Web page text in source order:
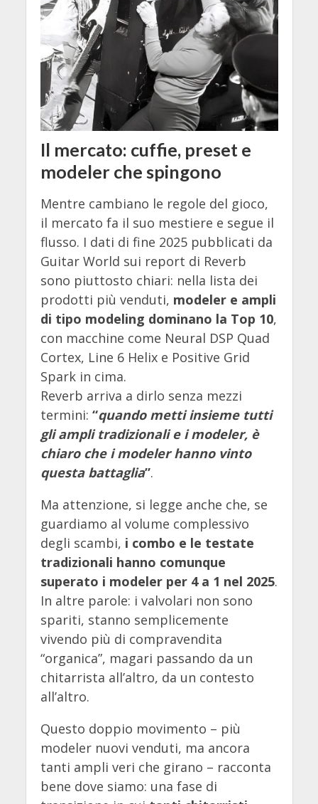
Il mercato: cuffie, preset e
modeler che spingono
Mentre cambiano le regole del gioco,
il mercato fa il suo mestiere e segue il
flusso. I dati di fine 2025 pubblicati da
Guitar World sui report di Reverb
sono piuttosto chiari: nella lista dei
prodotti più venduti, modeler e ampli
di tipo modeling dominano la Top 10,
con macchine come Neural DSP Quad
Cortex, Line 6 Helix e Positive Grid
Spark in cima.
Reverb arriva a dirlo senza mezzi
termini: “quando metti insieme tutti
gli ampli tradizionali e i modeler, è
chiaro che i modeler hanno vinto
questa battaglia”.
Ma attenzione, si legge anche che, se
guardiamo al volume complessivo
degli scambi, i combo e le testate
tradizionali hanno comunque
superato i modeler per 4 a 1 nel 2025.
In altre parole: i valvolari non sono
spariti, stanno semplicemente
vivendo più di compravendita
“organica”, magari passando da un
chitarrista all’altro, da un contesto
all’altro.
Questo doppio movimento – più
modeler nuovi venduti, ma ancora
tanti ampli veri che girano – racconta
bene dove siamo: una fase di